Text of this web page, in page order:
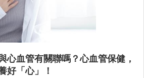
心血管有關聯嗎？心血管保健，
好「心」！